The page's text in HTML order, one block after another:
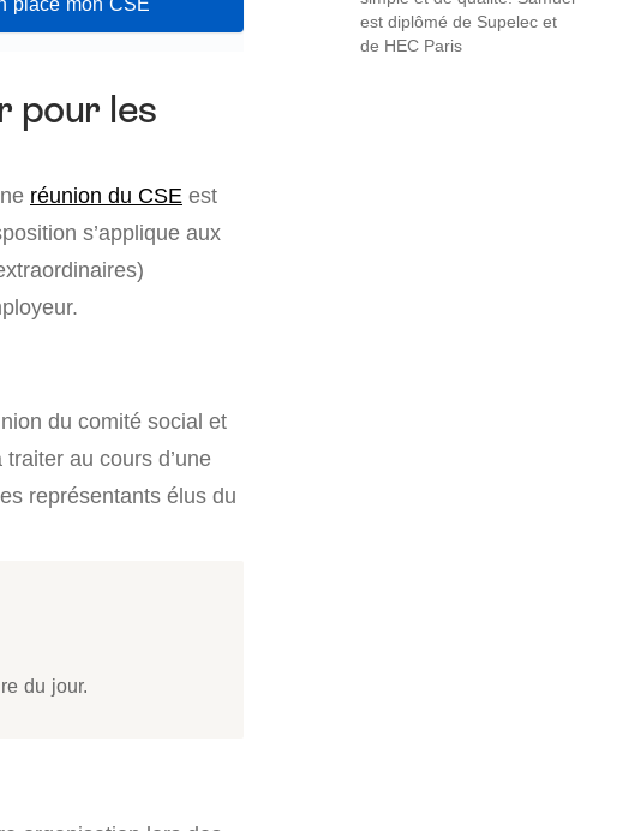
pour les
réunion du CSE est
s’applique aux
du comité social et
au cours d’une
représentants élus du
du jour.
est diplômé de Supelec et
de HEC Paris